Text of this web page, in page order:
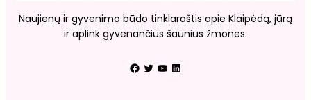
Naujienų ir gyvenimo būdo tinklaraštis apie Klaipėdą, jūrą
ir aplink gyvenančius šaunius žmones.
Facebook Twitter YouTube LinkedIn